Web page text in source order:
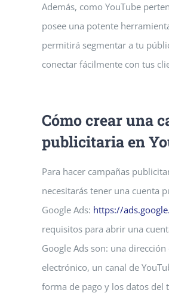
Además, como YouTube
posee una potente
permitirá segmentar a tu
conectar fácilmente con tus
Cómo crear una
publicitaria en
Para hacer campañas
necesitarás tener una cuenta
Google Ads: https://
requisitos para abrir una
Google Ads son: una
electrónico, un canal de
forma de pago y los datos del